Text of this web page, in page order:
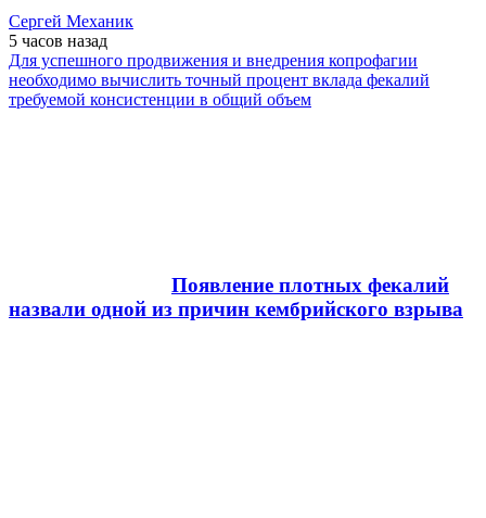
Сергей Механик
5 часов назад
Для успешного продвижения и внедрения копрофагии
необходимо вычислить точный процент вклада фекалий
требуемой консистенции в общий объем
Появление плотных фекалий
назвали одной из причин кембрийского взрыва